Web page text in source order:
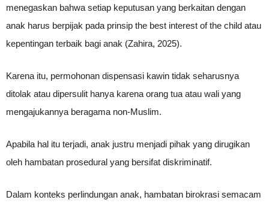
menegaskan bahwa setiap keputusan yang berkaitan dengan
anak harus berpijak pada prinsip the best interest of the child atau
kepentingan terbaik bagi anak (Zahira, 2025).
Karena itu, permohonan dispensasi kawin tidak seharusnya
ditolak atau dipersulit hanya karena orang tua atau wali yang
mengajukannya beragama non-Muslim.
Apabila hal itu terjadi, anak justru menjadi pihak yang dirugikan
oleh hambatan prosedural yang bersifat diskriminatif.
Dalam konteks perlindungan anak, hambatan birokrasi semacam